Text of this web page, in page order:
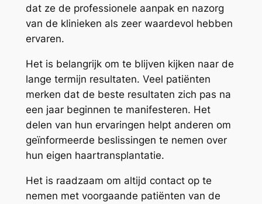
dat ze de professionele aanpak en nazorg
van de klinieken als zeer waardevol hebben
ervaren.
Het is belangrijk om te blijven kijken naar de
lange termijn resultaten. Veel patiënten
merken dat de beste resultaten zich pas na
een jaar beginnen te manifesteren. Het
delen van hun ervaringen helpt anderen om
geïnformeerde beslissingen te nemen over
hun eigen haartransplantatie.
Het is raadzaam om altijd contact op te
nemen met voorgaande patiënten van de